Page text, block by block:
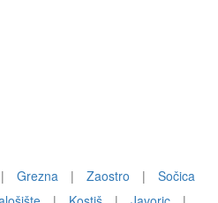
| Grezna | Zaostro |
Sočica